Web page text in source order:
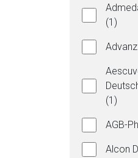
(1)
(1)
AGB-
Alcon